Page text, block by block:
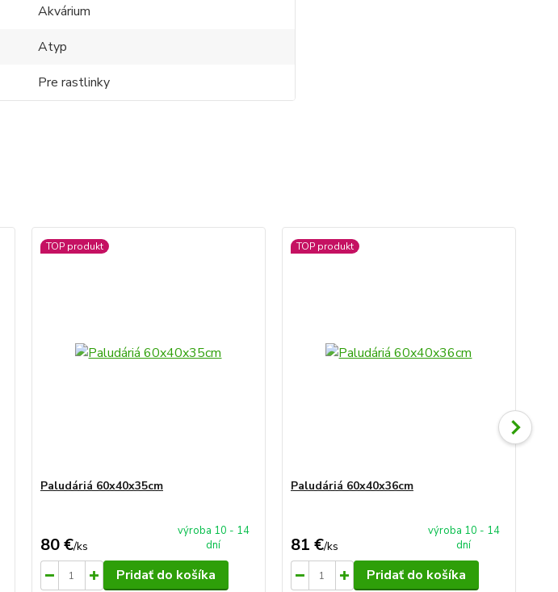
Akvárium
Atyp
Pre rastlinky
TOP produkt
Paludáriá 60x40x35cm
80 €/ks
výroba 10 - 14
dní
Pridať do košíka
TOP produkt
Paludáriá 60x40x36cm
81 €/ks
výroba 10 - 14
dní
Pridať do košíka